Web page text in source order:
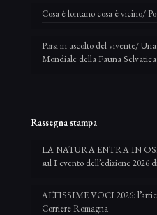
Cosa è lontano cosa è vicino/
Porsi in ascolto del vivente/
Mondiale della Fauna Selvatica
Rassegna stampa
LA NATURA ENTRA IN
sul I evento dell’edizione
ALTISSIME VOCI 2026:
Corriere Romagna